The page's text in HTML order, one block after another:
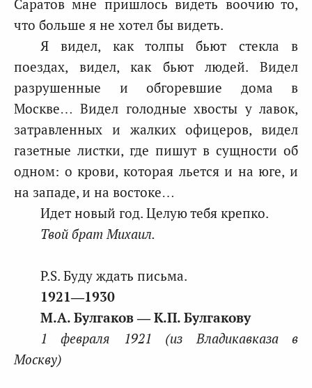
Саратов мне пришлось видеть воочию то,
что больше я не хотел бы видеть.
Я видел, как толпы бьют стекла в
поездах, видел, как бьют людей. Видел
разрушенные и обгоревшие дома в
Москве… Видел голодные хвосты у лавок,
затравленных и жалких офицеров, видел
газетные листки, где пишут в сущности об
одном: о крови, которая льется и на юге, и
на западе, и на востоке…
Идет новый год. Целую тебя крепко.
Твой брат Михаил.
P.S. Буду ждать письма.
1921―1930
М.А. Булгаков ― К.П. Булгакову
1 февраля 1921 (из Владикавказа в
Москву)